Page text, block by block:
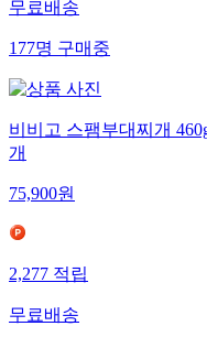
무료배송
177명 구매중
비비고 스팸부대찌개
개
75,900원
2,277 적립
무료배송